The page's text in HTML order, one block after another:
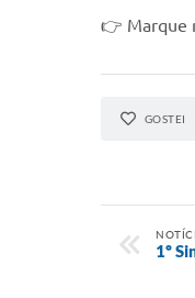
👉 Marque
GOSTEI
1º